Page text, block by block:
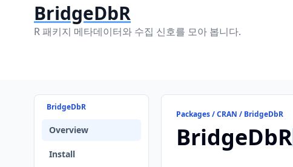
BridgeDbR
R 패키지 메타데이터와 수집 신호를 모아 봅니다.
BridgeDbR
Overview
Install
Packages / CRAN / BridgeDbR
BridgeDbR